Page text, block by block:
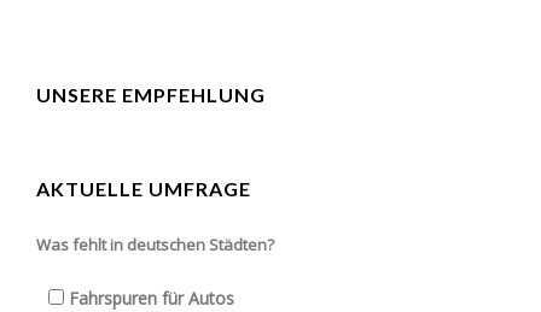
UNSERE EMPFEHLUNG
AKTUELLE UMFRAGE
Was fehlt in deutschen Städten?
Fahrspuren für Autos